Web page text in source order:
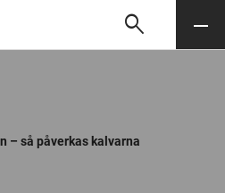
Söksearch Meny
– så påverkas kalvarna